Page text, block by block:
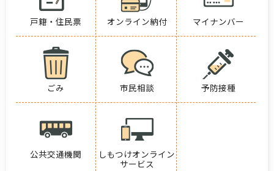
戸籍・住民票 オンライン納付 マイナンバー
ごみ 市民相談 予防接種
公共交通機関
しもつけオンライン
サービス